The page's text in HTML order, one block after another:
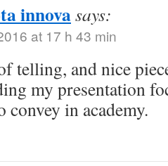
innovasays:
at 17 h 43 min
telling, and nice
my presentation
convey in academy.